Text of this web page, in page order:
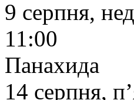
9 серпня,
11:00
Панахида
14 серпня,